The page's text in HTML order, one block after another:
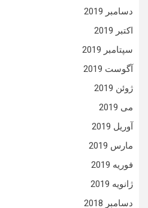
دسامبر 2019
اکتبر 2019
سپتامبر 2019
آگوست 2019
ژوئن 2019
می 2019
آوریل 2019
مارس 2019
فوریه 2019
ژانویه 2019
دسامبر 2018